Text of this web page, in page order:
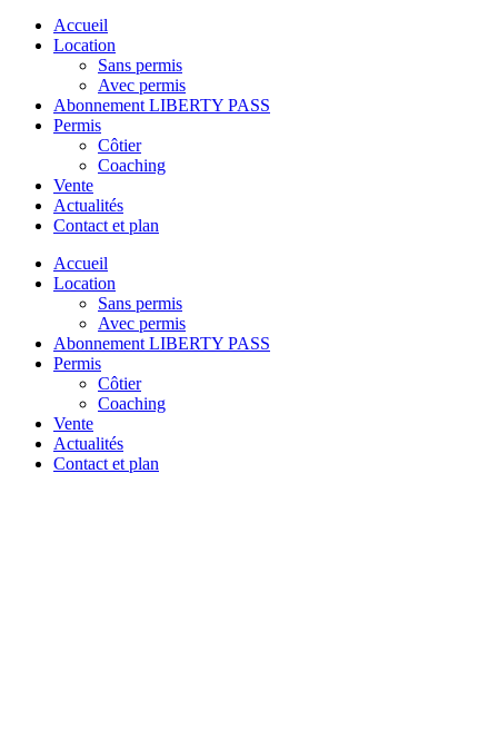
Accueil
Location
Sans permis
Avec permis
Abonnement LIBERTY PASS
Permis
Côtier
Coaching
Vente
Actualités
Contact et plan
Accueil
Location
Sans permis
Avec permis
Abonnement LIBERTY PASS
Permis
Côtier
Coaching
Vente
Actualités
Contact et plan